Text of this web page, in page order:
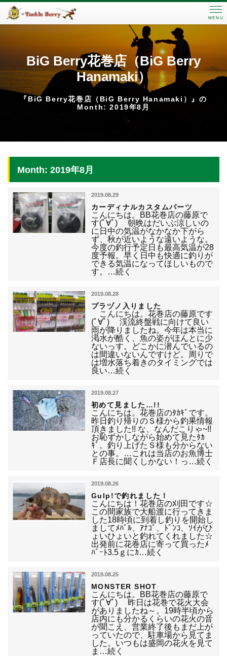
MENU
BiG Berry花巻店（BiG Berry
Hanamaki）
『BiG Berry花巻店（BiG Berry Hanamaki）』の
Month: 2019年8月
Month: 2019年8月
2019.08.29
カーディナルカスタムパーツ
こんにちは。BB花巻店の藤原で
す(ﾟ∀ﾟ) 朝晩はだいぶ涼しいの
に日中の気温がなかなか下がら
ず、秋が近いような遠いような。
今度の釣行予定日も最高気温が28
度予報。早く日中も快適に釣りが
できる気温になってほしいもので
す。…続く
2019.08.28
プラヅノ入りました
こんにちは。花巻店の藤原です
(ﾟ∀ﾟ) 渓流終盤戦に向けて良い
雨が降りましたね。今年は本当に
渇水が酷く、魚の姿がほんとに少
ないっす。どこかに潜んでいるの
は間違いないんですけど。周りで
は増水落ち着きのタイミングでは
良い…続く
2019.08.27
初めて見ました…!!
こんにちは。花巻店のﾀｶｷﾞです。
昨日釣り帰りのＳ様から釣果情報
頂きました!! な、なんだこりゃ~!!
お恥ずかしながら始めて見たﾀｶ
ｷﾞ。釣り上げたＳ様も分からない
との事。…これは当店のお魚博士
Ｆ店長に聞くしかない！っ…続く
2019.08.26
Gulp!で釣れました！
こんにちは！花巻店の刈田です☆
この間家族で大船渡に行ってきま
した18時頃に到着し釣りを開始し
ましてﾒﾊﾞﾙ、ｱﾅｺﾞ、ﾄﾞﾝｺ、ｿｲがひ
ょいひょいと釣れてくれました☆
出発前に花巻店に寄って買ったﾒ
ﾊﾞｰﾄ3.5ｇにｶ…続く
2019.08.25
MONSTER SHOT
こんにちは。BB花巻店の藤原で
す(ﾟ∀ﾟ) 昨日は花巻で花火大会
がありましたね～。19時半頃から
店内にも分かるくらいの花火の音
が聞こえ、営業終了後もまだ上が
っていたので、駐車場から見てま
した。いつもは盛岡の花火を見て
ま…続く